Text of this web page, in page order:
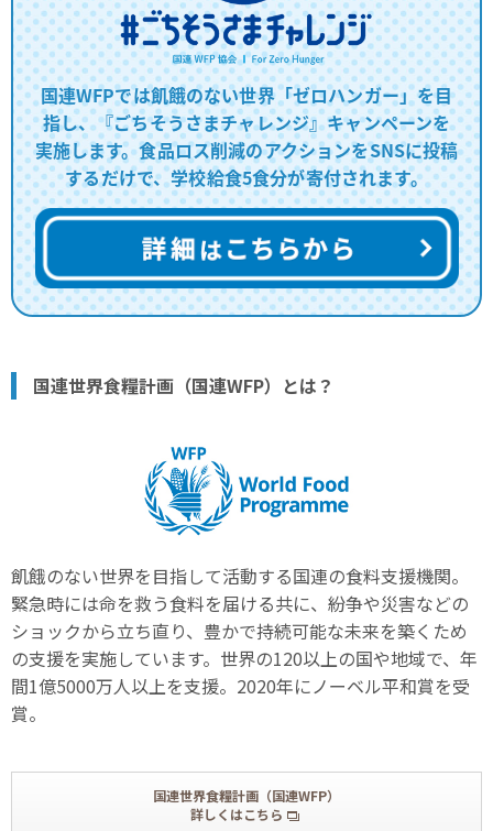
国連WFPでは飢餓のない世界「ゼロハンガー」を目
指し、『ごちそうさまチャレンジ』キャンペーンを
実施します。食品ロス削減のアクションをSNSに投稿
するだけで、学校給食5食分が寄付されます。
国連世界食糧計画（国連WFP）とは？
飢餓のない世界を目指して活動する国連の食料支援機関。
緊急時には命を救う食料を届ける共に、紛争や災害などの
ショックから立ち直り、豊かで持続可能な未来を築くため
の支援を実施しています。世界の120以上の国や地域で、年
間1億5000万人以上を支援。2020年にノーベル平和賞を受
賞。
国連世界食糧計画（国連WFP）
詳しくはこちら